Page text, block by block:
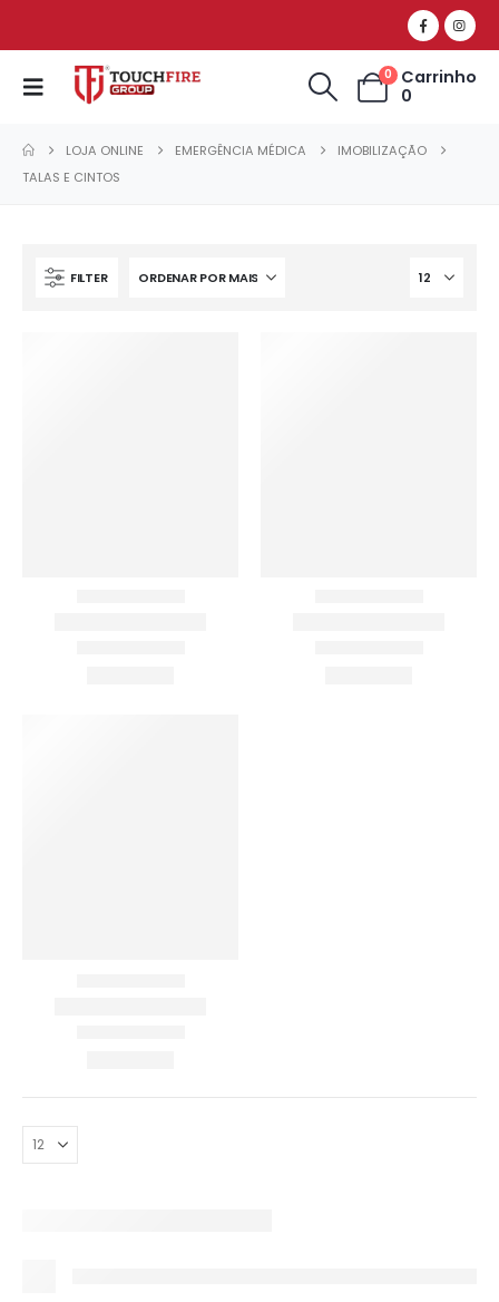
0
Carrinho
0
LOJA ONLINE EMERGÊNCIA MÉDICA
IMOBILIZAÇÃO
TALAS E CINTOS
FILTER